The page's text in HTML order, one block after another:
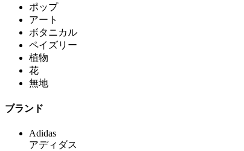
ポップ
アート
ボタニカル
ペイズリー
植物
花
無地
ブランド
Adidas
アディダス